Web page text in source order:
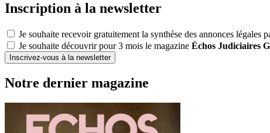
Inscription à la newsletter
Je souhaite recevoir gratuitement la synthèse des annonces légales
Je souhaite découvrir pour 3 mois le magazine Échos Judiciaires
Inscrivez-vous à la newsletter
Notre dernier magazine